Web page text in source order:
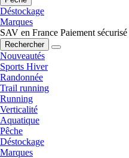
Déstockage
Marques
SAV en France Paiement sécurisé
Rechercher
Nouveautés
Sports Hiver
Randonnée
Trail running
Running
Verticalité
Aquatique
Pêche
Déstockage
Marques